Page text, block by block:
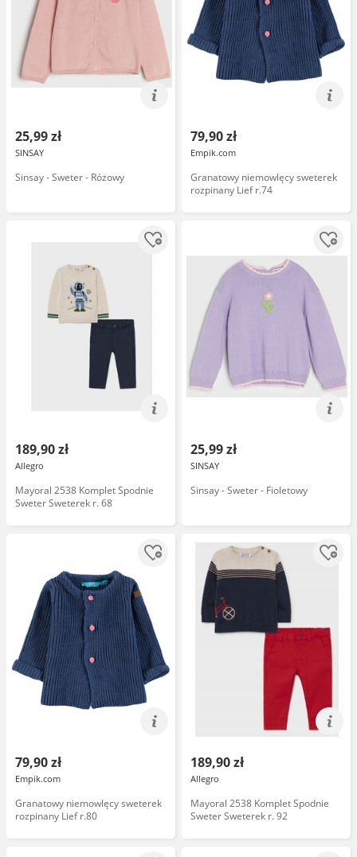
25,99 zł
SINSAY
Sinsay - Sweter - Różowy
79,90 zł
Empik.com
Granatowy niemowlęcy sweterek
rozpinany Lief r.74
189,90 zł
Allegro
Mayoral 2538 Komplet Spodnie
Sweter Sweterek r. 68
25,99 zł
SINSAY
Sinsay - Sweter - Fioletowy
79,90 zł
Empik.com
Granatowy niemowlęcy sweterek
rozpinany Lief r.80
189,90 zł
Allegro
Mayoral 2538 Komplet Spodnie
Sweter Sweterek r. 92